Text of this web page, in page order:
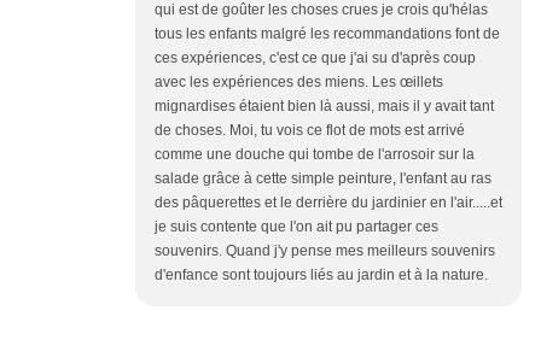
qui est de goûter les choses crues je crois qu'hélas
tous les enfants malgré les recommandations font de
ces expériences, c'est ce que j'ai su d'après coup
avec les expériences des miens. Les œillets
mignardises étaient bien là aussi, mais il y avait tant
de choses. Moi, tu vois ce flot de mots est arrivé
comme une douche qui tombe de l'arrosoir sur la
salade grâce à cette simple peinture, l'enfant au ras
des pâquerettes et le derrière du jardinier en l'air.....et
je suis contente que l'on ait pu partager ces
souvenirs. Quand j'y pense mes meilleurs souvenirs
d'enfance sont toujours liés au jardin et à la nature.